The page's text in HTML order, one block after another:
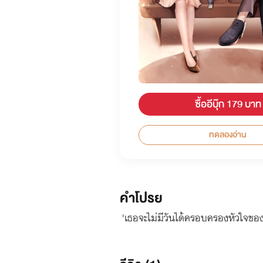
ซื้ออีบุ๊ก 179 บาท
ทดลองอ่าน
คำโปรย
'เธอจะไม่มีวันได้ครอบครองหัวใจข